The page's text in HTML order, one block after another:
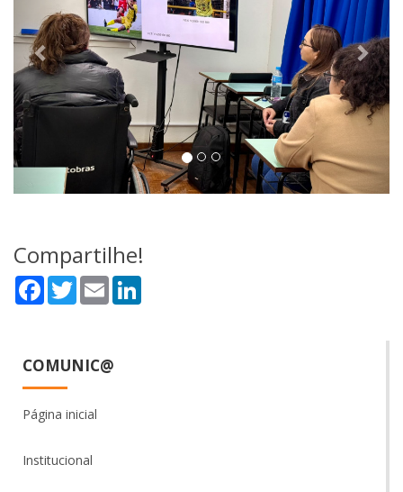
Compartilhe!
Facebook
TwitterEmail
COMUNIC@
Página inicial
Institucional